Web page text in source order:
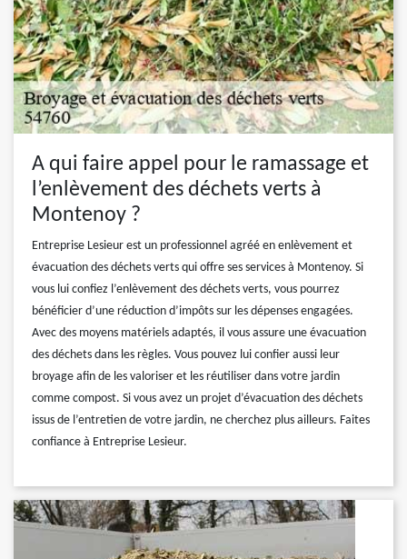
A qui faire appel pour le ramassage et
l’enlèvement des déchets verts à
Montenoy ?
Entreprise Lesieur est un professionnel agréé en enlèvement et
évacuation des déchets verts qui offre ses services à Montenoy. Si
vous lui confiez l’enlèvement des déchets verts, vous pourrez
bénéficier d’une réduction d’impôts sur les dépenses engagées.
Avec des moyens matériels adaptés, il vous assure une évacuation
des déchets dans les règles. Vous pouvez lui confier aussi leur
broyage afin de les valoriser et les réutiliser dans votre jardin
comme compost. Si vous avez un projet d’évacuation des déchets
issus de l’entretien de votre jardin, ne cherchez plus ailleurs. Faites
confiance à Entreprise Lesieur.